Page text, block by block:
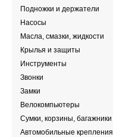
Подножки и держатели
Насосы
Масла, смазки, жидкости
Крылья и защиты
Инструменты
Звонки
Замки
Велокомпьютеры
Сумки, корзины, багажники
и адаптеры
Автомобильные крепления